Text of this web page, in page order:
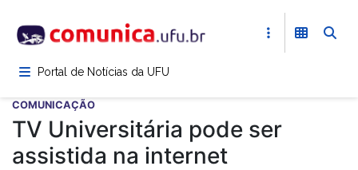
para
conteúdoPortal de Notícias da UFU
COMUNICAÇÃO
TV Universitária pode ser
assistida na internet